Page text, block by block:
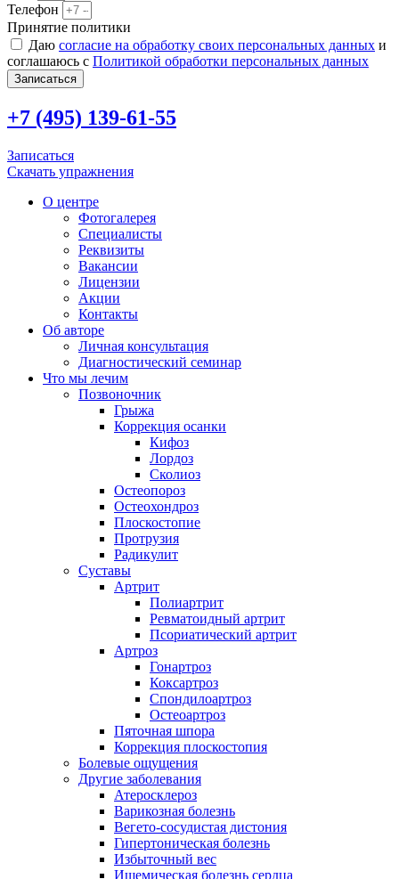
Телефон
Принятие политики
Даю согласие на обработку своих персональных данных и
соглашаюсь с Политикой обработки персональных данных
Записаться
+7 (495) 139-61-55
Записаться
Скачать упражнения
О центре
Фотогалерея
Специалисты
Реквизиты
Вакансии
Лицензии
Акции
Контакты
Об авторе
Личная консультация
Диагностический семинар
Что мы лечим
Позвоночник
Грыжа
Коррекция осанки
Кифоз
Лордоз
Сколиоз
Остеопороз
Остеохондроз
Плоскостопие
Протрузия
Радикулит
Суставы
Артрит
Полиартрит
Ревматоидный артрит
Псориатический артрит
Артроз
Гонартроз
Коксартроз
Спондилоартроз
Остеоартроз
Пяточная шпора
Коррекция плоскостопия
Болевые ощущения
Другие заболевания
Атеросклероз
Варикозная болезнь
Вегето-сосудистая дистония
Гипертоническая болезнь
Избыточный вес
Ишемическая болезнь сердца